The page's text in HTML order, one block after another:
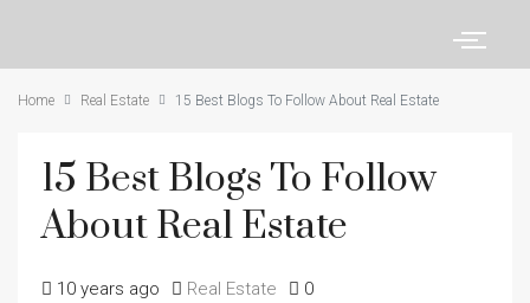
Home Real Estate 15 Best Blogs To Follow About Real Estate
15 Best Blogs To Follow
About Real Estate
10 years ago Real Estate 0